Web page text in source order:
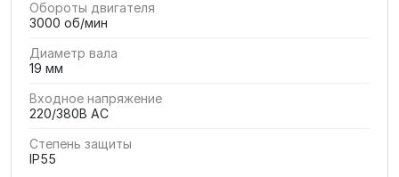
Обороты двигателя
3000 об/мин
Диаметр вала
19 мм
Входное напряжение
220/380В AC
Степень защиты
IP55